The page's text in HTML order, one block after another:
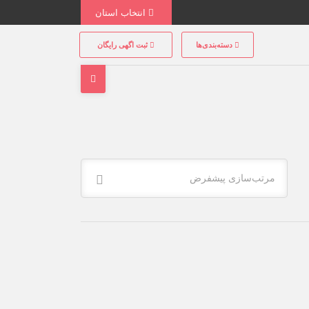
دسته‌بندی‌ها ثبت اگهی رایگان
مرتب‌سازی پیشفرض